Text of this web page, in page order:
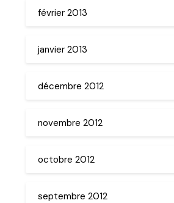
février 2013
janvier 2013
décembre 2012
novembre 2012
octobre 2012
septembre 2012